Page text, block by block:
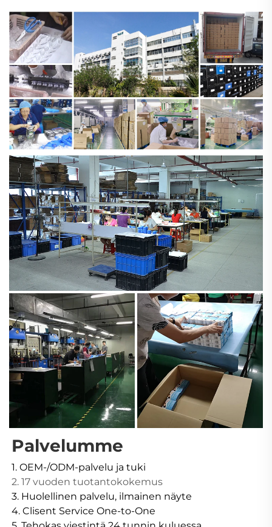
Palvelumme
1. OEM-/ODM-palvelu ja tuki
2. 17 vuoden tuotantokokemus
3. Huolellinen palvelu, ilmainen näyte
4. Clisent Service One-to-One